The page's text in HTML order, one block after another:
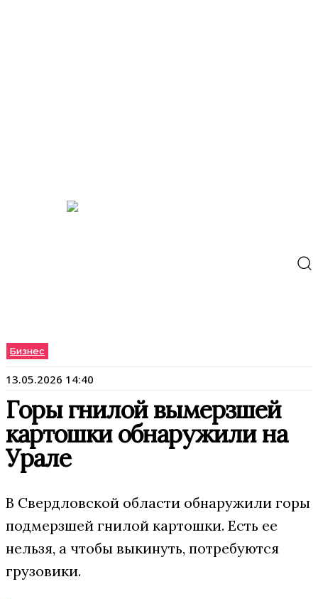
Бизнес
13.05.2026 14:40
Горы гнилой вымерзшей
картошки обнаружили на
Урале
В Свердловской области обнаружили горы
подмерзшей гнилой картошки. Есть ее
нельзя, а чтобы выкинуть, потребуются
грузовики.